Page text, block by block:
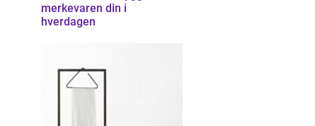
merkevaren din i
hverdagen